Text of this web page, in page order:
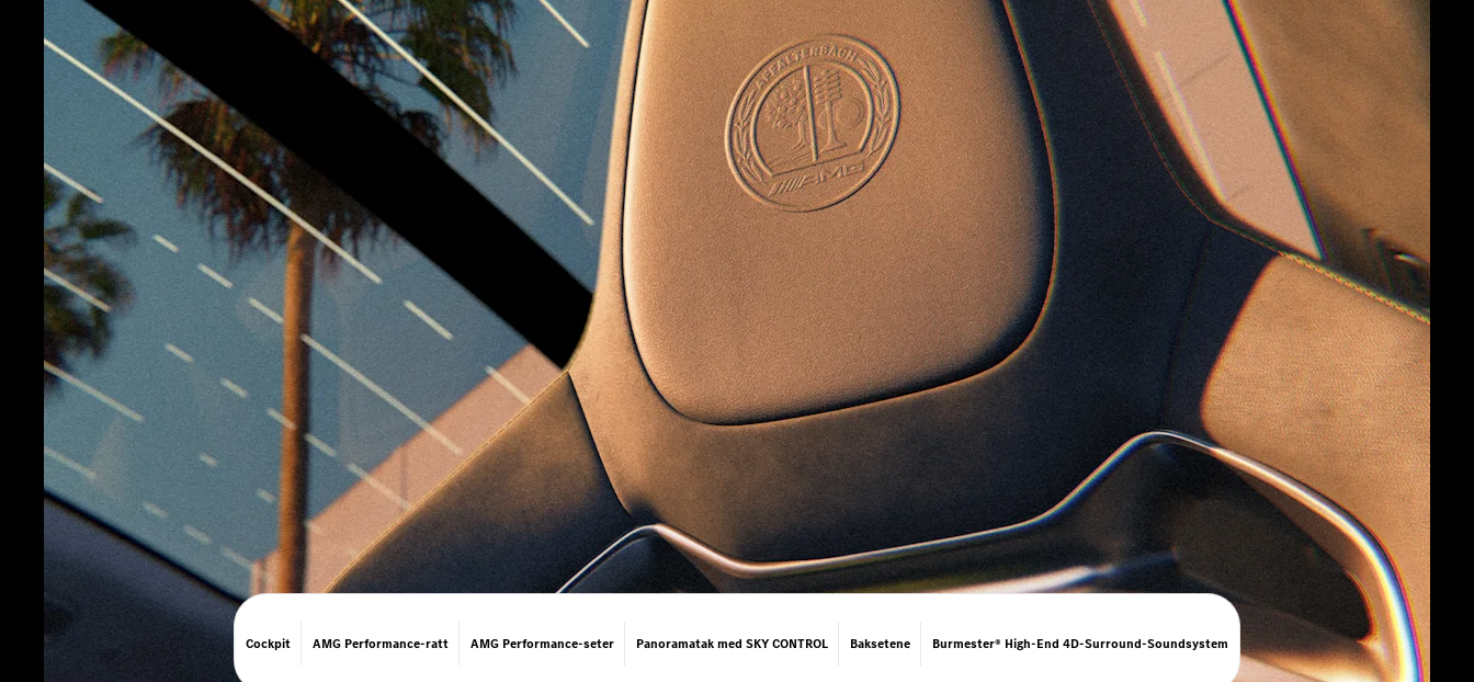
Cockpit AMG Performance-ratt AMG Performance-seter Panoramatak med SKY CONTROL Baksetene Burmester® High-End 4D-Surround-Soundsystem